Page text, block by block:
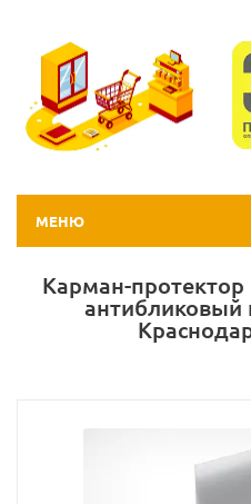
МЕНЮ
Карман-протектор
антибликовый